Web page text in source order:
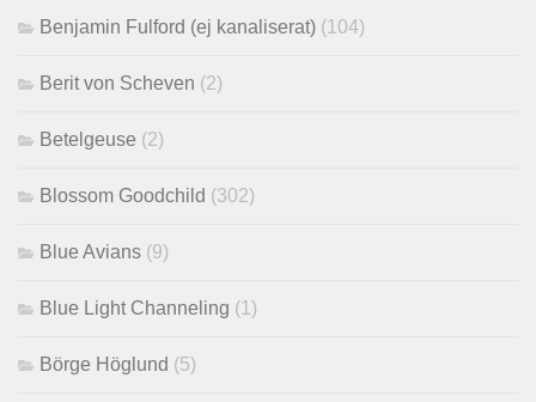
Benjamin Fulford (ej kanaliserat) (104)
Berit von Scheven (2)
Betelgeuse (2)
Blossom Goodchild (302)
Blue Avians (9)
Blue Light Channeling (1)
Börge Höglund (5)